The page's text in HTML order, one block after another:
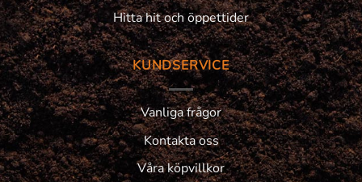
Hitta hit och öppettider
KUNDSERVICE
Vanliga frågor
Kontakta oss
Våra köpvillkor